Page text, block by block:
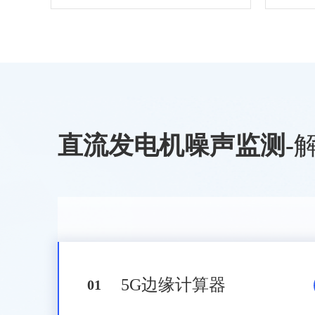
直流发电机噪声监测 -
01 5G边缘计算器